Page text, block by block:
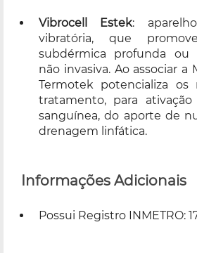
Vibrocell Estek:
vibratória, que
subdérmica profunda ou
não invasiva. Ao associar a
Termotek potencializa os
tratamento, para ativação
sanguínea, do aporte de
drenagem linfática.
Informações Adicionais
Possui Registro INMETRO: